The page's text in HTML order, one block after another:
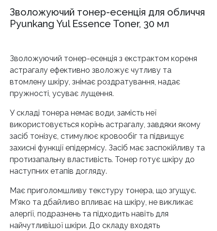
Зволожуючий тонер-есенція для обличчя
Pyunkang Yul Essence Toner, 30 мл
Зволожуючий тонер-есенція з екстрактом кореня
астрагалу ефективно зволожує чутливу та
втомлену шкіру, знімає роздратування, надає
пружності, усуває лущення.
У складі тонера немає води, замість неї
використовується корінь астрагалу, завдяки якому
засіб тонізує, стимулює кровообіг та підвищує
захисні функції епідермісу. Засіб має заспокійливу та
протизапальну властивість. Тонер готує шкіру до
наступних етапів догляду.
Має приголомшливу текстуру тонера, що згущує.
М’яко та дбайливо впливає на шкіру, не викликає
алергії, подразнень та підходить навіть для
найчутливішої шкіри. До складу входять